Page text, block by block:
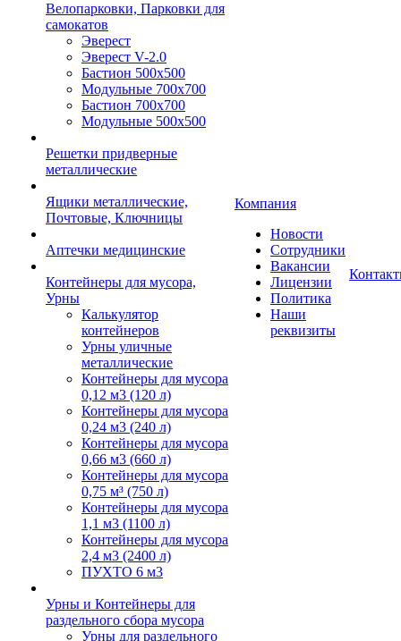
Велопарковки, Парковки для
самокатов
Эверест
Эверест V-2.0
Бастион 500х500
Модульные 700х700
Бастион 700х700
Модульные 500х500
Решетки придверные
металлические
Ящики металлические,
Почтовые, Ключницы
Аптечки медицинские
Контейнеры для мусора,
Урны
Калькулятор
контейнеров
Урны уличные
металлические
Контейнеры для мусора
0,12 м3 (120 л)
Контейнеры для мусора
0,24 м3 (240 л)
Контейнеры для мусора
0,66 м3 (660 л)
Контейнеры для мусора
0,75 м³ (750 л)
Контейнеры для мусора
1,1 м3 (1100 л)
Контейнеры для мусора
2,4 м3 (2400 л)
ПУХТО 6 м3
Урны и Контейнеры для
раздельного сбора мусора
Урны для раздельного
Компания
Новости
Сотрудники
Вакансии
Лицензии
Политика
Наши
реквизиты